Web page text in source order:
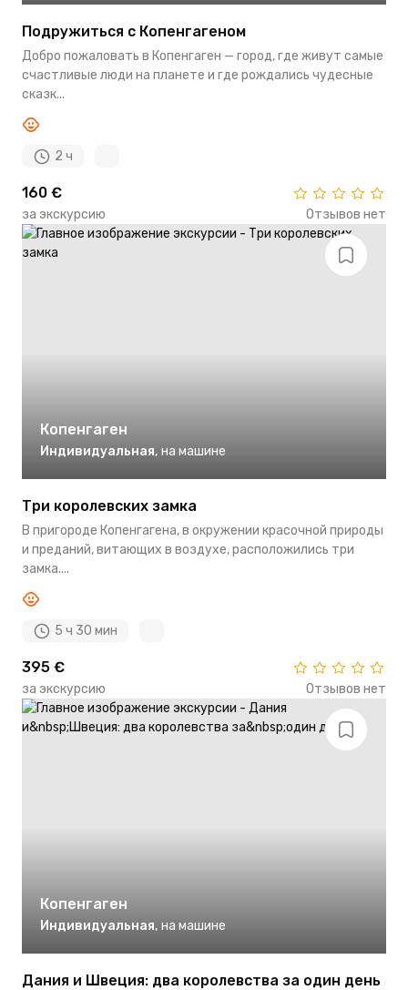
Подружиться с Копенгагеном
Добро пожаловать в Копенгаген — город, где живут самые
счастливые люди на планете и где рождались чудесные
сказк...
2 ч
160 €
за экскурсию Отзывов нет
Копенгаген
Индивидуальная, на машине
Три королевских замка
В пригороде Копенгагена, в окружении красочной природы
и преданий, витающих в воздухе, расположились три
замка....
5 ч 30 мин
395 €
за экскурсию Отзывов нет
Копенгаген
Индивидуальная, на машине
Дания и Швеция: два королевства за один день